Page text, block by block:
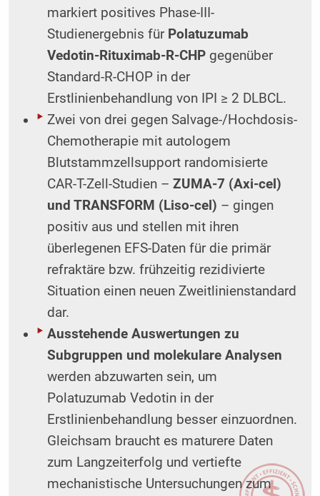
markiert positives Phase-III-
Studienergebnis für Polatuzumab
Vedotin-Rituximab-R-CHP gegenüber
Standard-R-CHOP in der
Erstlinienbehandlung von IPI ≥ 2 DLBCL.
Zwei von drei gegen Salvage-/Hochdosis-
Chemotherapie mit autologem
Blutstammzellsupport randomisierte
CAR-T-Zell-Studien –ZUMA-7 (Axi-cel)
und TRANSFORM (Liso-cel) – gingen
positiv aus und stellen mit ihren
überlegenen EFS-Daten für die primär
refraktäre bzw. frühzeitig rezidivierte
Situation einen neuen Zweitlinienstandard
dar.
Ausstehende Auswertungen zu
Subgruppen und molekulare Analysen
werden abzuwarten sein, um
Polatuzumab Vedotin in der
Erstlinienbehandlung besser einzuordnen.
Gleichsam braucht es maturere Daten
zum Langzeiterfolg und vertiefte
mechanistische Untersuchungen zum